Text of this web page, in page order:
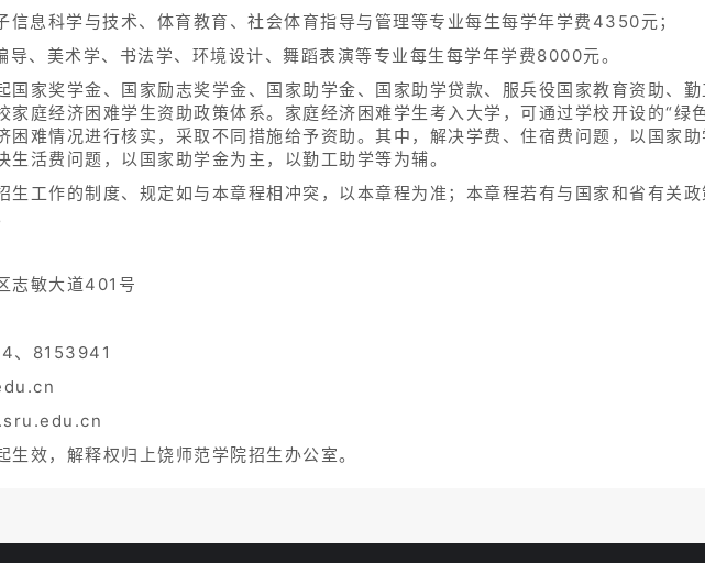
信息科学与技术、体育教育、社会体育指导与管理等专业每生每学年学费4350元；
、美术学、书法学、环境设计、舞蹈表演等专业每生每学年学费8000元。
国家奖学金、国家励志奖学金、国家助学金、国家助学贷款、服兵役国家教育资助、
家庭经济困难学生资助政策体系。家庭经济困难学生考入大学，可通过学校开设的“绿
困难情况进行核实，采取不同措施给予资助。其中，解决学费、住宿费问题，以国家助
活费问题，以国家助学金为主，以勤工助学等为辅。
生工作的制度、规定如与本章程相冲突，以本章程为准；本章程若有与国家和省有关政
区志敏大道401号
、8153941
效，解释权归上饶师范学院招生办公室。